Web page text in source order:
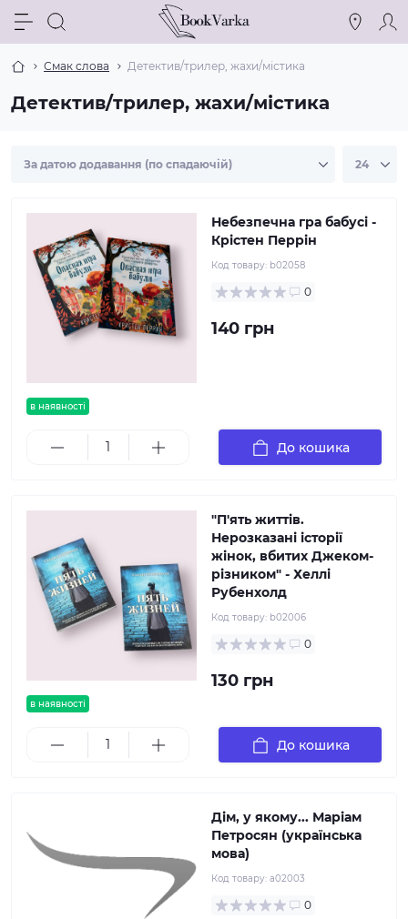
Смак слова Детектив/трилер, жахи/містика
Детектив/трилер, жахи/містика
в наявності
Небезпечна гра бабусі -
Крістен Перрін
Код товару: b02058
0
140 грн
До кошика
в наявності
"П'ять життів.
Нерозказані історії
жінок, вбитих Джеком-
різником" - Хеллі
Рубенхолд
Код товару: b02006
0
130 грн
До кошика
Дім, у якому... Маріам
Петросян (українська
мова)
Код товару: a02003
0